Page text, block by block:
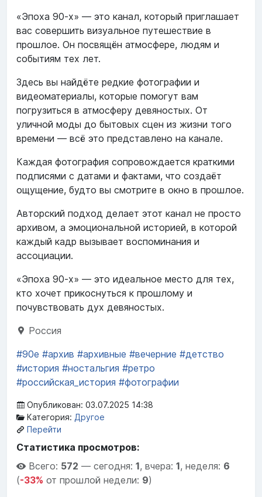
«Эпоха 90-х» — это канал, который приглашает
вас совершить визуальное путешествие в
прошлое. Он посвящён атмосфере, людям и
событиям тех лет.
Здесь вы найдёте редкие фотографии и
видеоматериалы, которые помогут вам
погрузиться в атмосферу девяностых. От
уличной моды до бытовых сцен из жизни того
времени — всё это представлено на канале.
Каждая фотография сопровождается краткими
подписями с датами и фактами, что создаёт
ощущение, будто вы смотрите в окно в прошлое.
Авторский подход делает этот канал не просто
архивом, а эмоциональной историей, в которой
каждый кадр вызывает воспоминания и
ассоциации.
«Эпоха 90-х» — это идеальное место для тех,
кто хочет прикоснуться к прошлому и
почувствовать дух девяностых.
Россия
#90е #архив #архивные #вечерние #детство
#история #ностальгия #ретро
#российская_история #фотографии
Опубликован: 03.07.2025 14:38
Категория: Другое
Перейти
Статистика просмотров:
Всего: 572 — сегодня: 1, вчера: 1, неделя: 6
(-33% от прошлой недели: 9)